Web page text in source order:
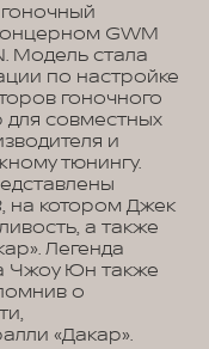
GWM
Модель стала
по настройке
гоночного
для совместных
и
тюнингу.
на котором Джек
а также
Легенда
Чжоу Юн также
о
«Дакар».